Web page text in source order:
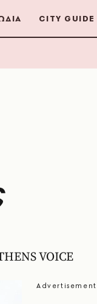
CITY GUIDE
VOICE